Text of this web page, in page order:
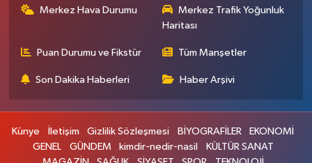
Merkez Hava Durumu
Merkez Trafik Yoğunluk
Haritası
Puan Durumu ve Fikstür Tüm Manşetler
Son Dakika Haberleri Haber Arşivi
Künye İletişim Gizlilik Sözleşmesi BİYOGRAFİLER
EKONOMİ
GENEL
GÜNDEM kimdir-nedir-nasil
KÜLTÜR SANAT